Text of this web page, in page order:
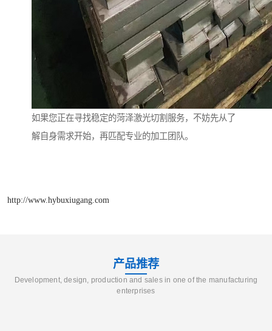
如果您正在寻找稳定的菏泽激光切割服务，不妨先从了
解自身需求开始，再匹配专业的加工团队。
http://www.hybuxiugang.com
产品推荐
Development, design, production and sales in one of the manufacturing
enterprises